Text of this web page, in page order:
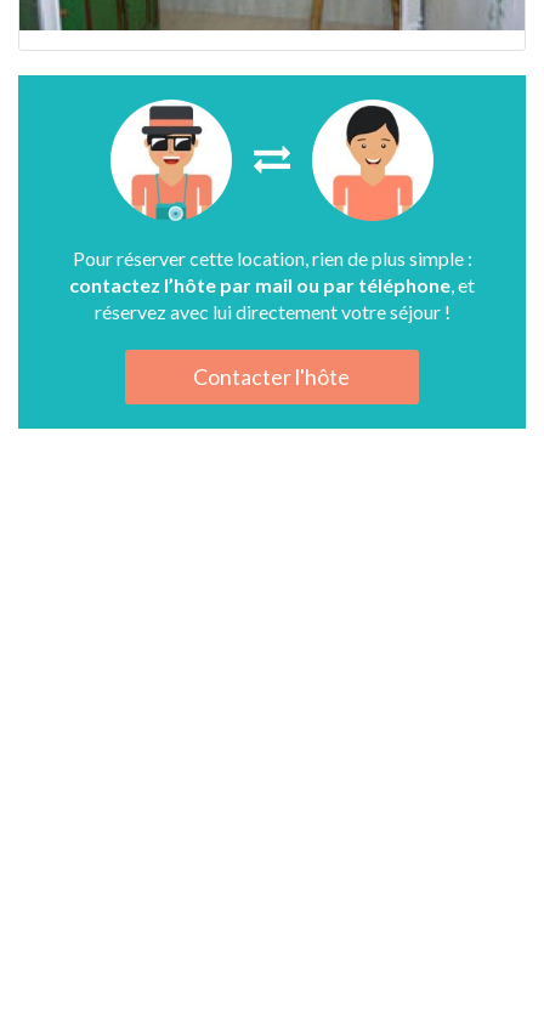
Pour réserver cette location, rien de plus simple :
contactez l’hôte par mail ou par téléphone , et
réservez avec lui directement votre séjour !
Contacter l'hôte